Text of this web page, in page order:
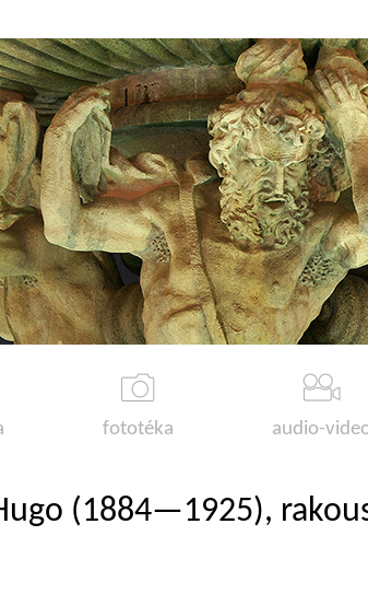
fototéka audio-
(1884—1925),